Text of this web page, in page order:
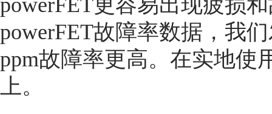
powerFET更容易出现疲损
powerFET故障率数据，我
ppm故障率更高。在实地使
上。